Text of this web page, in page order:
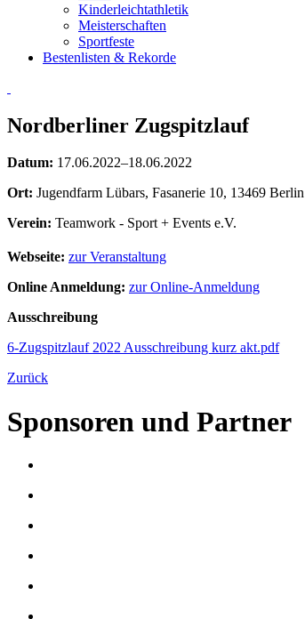
Kinderleichtathletik
Meisterschaften
Sportfeste
Bestenlisten & Rekorde
Nordberliner Zugspitzlauf
Datum: 17.06.2022–18.06.2022
Ort: Jugendfarm Lübars, Fasanerie 10, 13469 Berlin
Verein: Teamwork - Sport + Events e.V.
Webseite: zur Veranstaltung
Online Anmeldung: zur Online-Anmeldung
Ausschreibung
6-Zugspitzlauf 2022 Ausschreibung kurz akt.pdf
Zurück
Sponsoren und Partner